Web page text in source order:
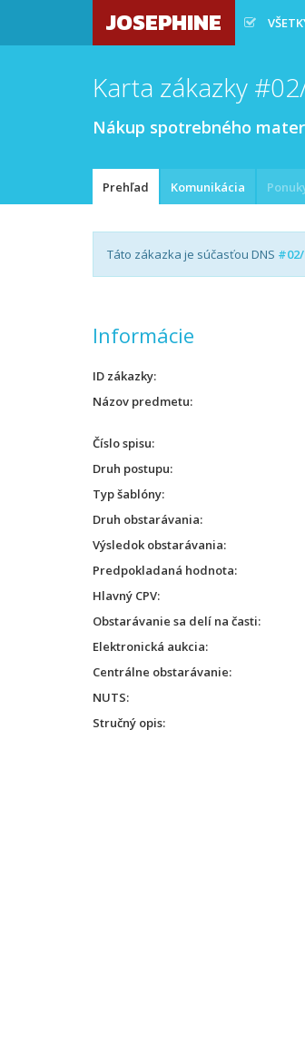
JOSEPHINE
Karta zákazky
Nákup spotrebného
Prehľad Komunikácia
Táto zákazka je súčasťou DNS
Informácie
ID zákazky
Názov predmetu
Číslo spisu
Druh postupu
Typ šablóny
Druh obstarávania
Výsledok obstarávania
Predpokladaná hodnota
Hlavný CPV
Obstarávanie sa delí na časti
Elektronická aukcia
Centrálne obstarávanie
NUTS
Stručný opis